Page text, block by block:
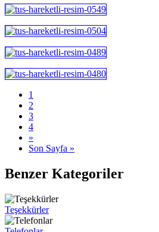
1
2
3
4
»
Son Sayfa »
Benzer Kategoriler
Teşekkürler